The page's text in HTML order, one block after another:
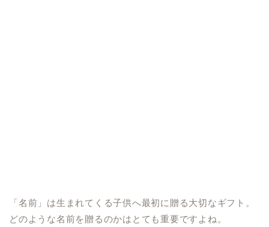
「名前」は生まれてくる子供へ最初に贈る大切なギフト。
どのような名前を贈るのかはとても重要ですよね。